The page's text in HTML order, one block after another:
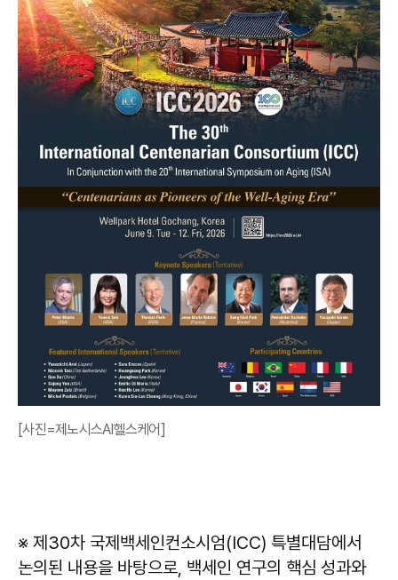
[사진=제노시스AI헬스케어]
※ 제30차 국제백세인컨소시엄(ICC) 특별대담에서
논의된 내용을 바탕으로, 백세인 연구의 핵심 성과와